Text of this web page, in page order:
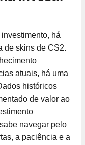
há
de skins de CS2.
atuais, há uma
históricos
de valor ao
navegar pelo
a paciência e a